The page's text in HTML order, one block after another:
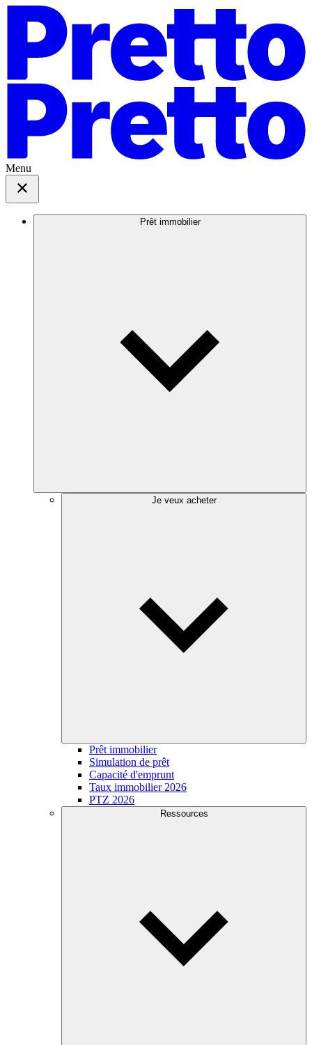
Menu
Prêt immobilier
Je veux acheter
Prêt immobilier
Simulation de prêt
Capacité d'emprunt
Taux immobilier 2026
PTZ 2026
Ressources